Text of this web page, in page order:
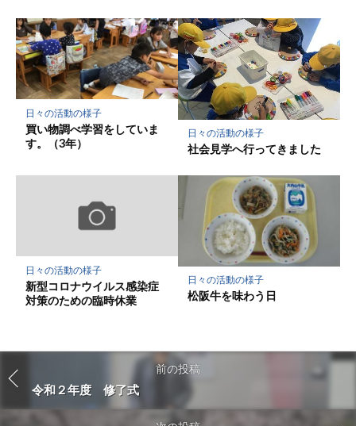
日々の活動の様子
買い物調べ学習をしていま
す。（3年）
日々の活動の様子
社会見学へ行ってきました
日々の活動の様子
新型コロナウイルス感染症
対策のための臨時休業
日々の活動の様子
松阪牛を味わう日
前の投稿
令和２年度 修了式